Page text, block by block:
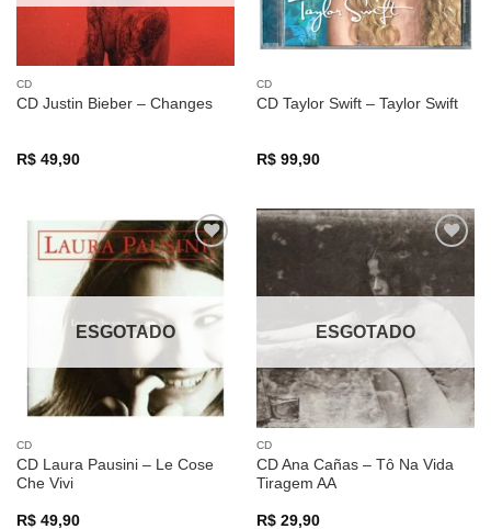
CD
CD Justin Bieber – Changes
R$49,90
CD
CD Taylor Swift – Taylor Swift
R$99,90
Adicionar
a lista de
ESGOTADO
CD
CD Laura Pausini – Le Cose
Che Vivi
R$49,90
a lista de
desejos
ESGOTADO
CD
CD Ana Cañas – Tô Na Vida
Tiragem AA
R$29,90